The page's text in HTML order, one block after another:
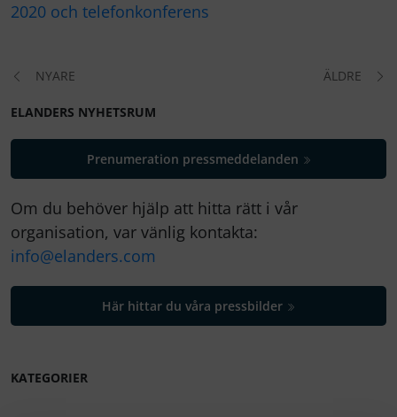
2020 och telefonkonferens
NYARE ÄLDRE
ELANDERS NYHETSRUM
Prenumeration pressmeddelanden
Om du behöver hjälp att hitta rätt i vår
organisation, var vänlig kontakta:
info@elanders.com
Här hittar du våra pressbilder
KATEGORIER